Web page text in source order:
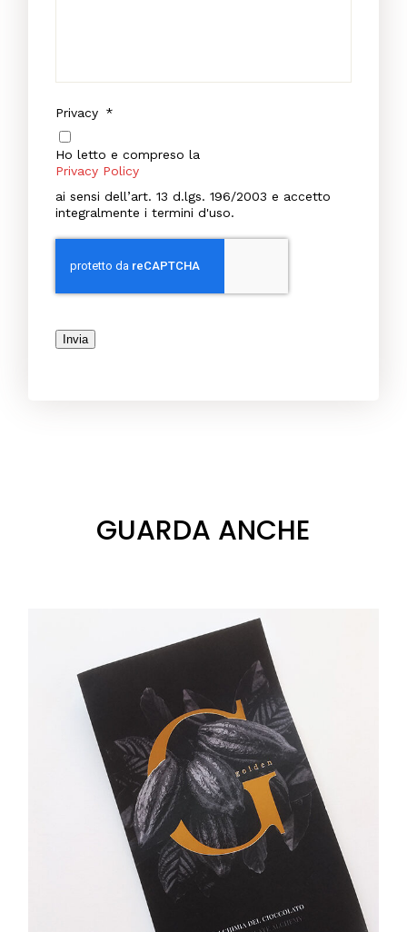
Privacy *
Ho letto e compreso la
Privacy Policy
ai sensi dell’art. 13 d.lgs. 196/2003 e accetto
integralmente i termini d'uso.
Invia
GUARDA ANCHE